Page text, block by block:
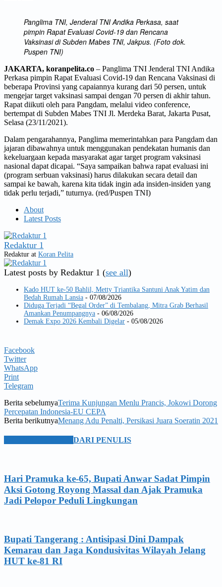
Panglima TNI, Jenderal TNI Andika Perkasa, saat
pimpin Rapat Evaluasi Covid-19 dan Rencana
Vaksinasi di Subden Mabes TNI, Jakpus. (Foto dok.
Puspen TNI)
JAKARTA, koranpelita.co – Panglima TNI Jenderal TNI Andika
Perkasa pimpin Rapat Evaluasi Covid-19 dan Rencana Vaksinasi di
beberapa Provinsi yang capaiannya kurang dari 50 persen, untuk
mengejar target vaksinasi sampai dengan 70 persen di akhir tahun.
Rapat diikuti oleh para Pangdam, melalui video conference,
bertempat di Subden Mabes TNI Jl. Merdeka Barat, Jakarta Pusat,
Selasa (23/11/2021).
Dalam pengarahannya, Panglima memerintahkan para Pangdam dan
jajaran dibawahnya untuk menggunakan pendekatan humanis dan
kekeluargaan kepada masyarakat agar target program vaksinasi
nasional dapat dicapai. “Saya sampaikan bahwa rapat evaluasi ini
(program serbuan vaksinasi) harus dilakukan secara detail dan
sampai ke bawah, karena kita tidak ingin ada insiden-insiden yang
tidak perlu terjadi,” tuturnya. (red/Puspen TNI)
About
Latest Posts
Redaktur 1
Redaktur at Koran Pelita
Latest posts by Redaktur 1 (see all)
Kado HUT ke-50 Bahlil, Metty Triantika Santuni Anak Yatim dan
Bedah Rumah Lansia - 07/08/2026
Diduga Terjadi “Begal Order” di Tembalang, Mitra Grab Berhasil
Amankan Penumpangnya - 06/08/2026
Demak Expo 2026 Kembali Digelar - 05/08/2026
Facebook
Twitter
WhatsApp
Print
Telegram
Berita sebelumyaTerima Kunjungan Menlu Prancis, Jokowi Dorong
Percepatan Indonesia-EU CEPA
Berita berikutnyaMenang Adu Penalti, Persikasi Juara Soeratin 2021
DARI PENULIS
Hari Pramuka ke-65, Bupati Anwar Sadat Pimpin
Aksi Gotong Royong Massal dan Ajak Pramuka
Jadi Pelopor Peduli Lingkungan
Bupati Tangerang : Antisipasi Dini Dampak
Kemarau dan Jaga Kondusivitas Wilayah Jelang
HUT ke-81 RI